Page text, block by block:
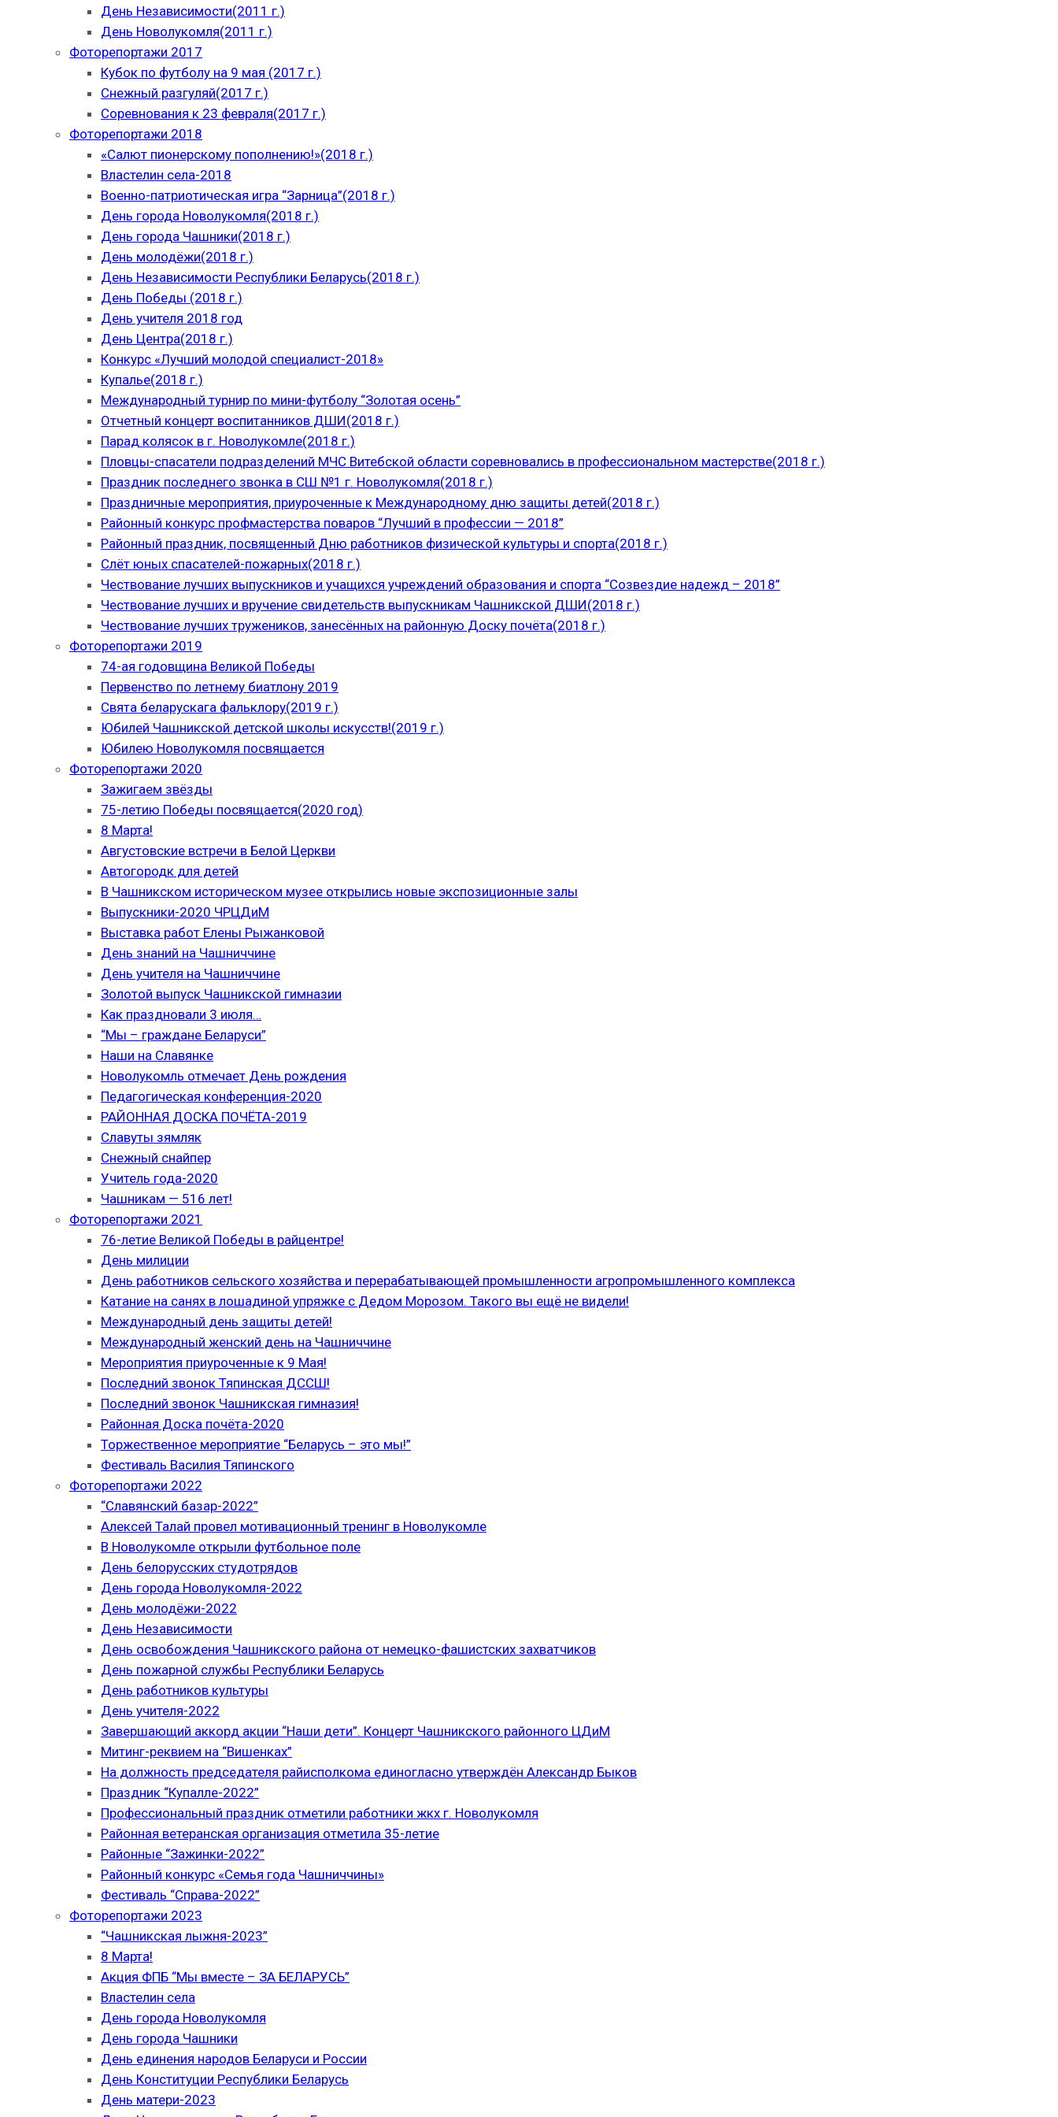
День Независимости(2011 г.)
День Новолукомля(2011 г.)
Фоторепортажи 2017
Кубок по футболу на 9 мая (2017 г.)
Снежный разгуляй(2017 г.)
Соревнования к 23 февраля(2017 г.)
Фоторепортажи 2018
«Салют пионерскому пополнению!»(2018 г.)
Властелин села-2018
Военно-патриотическая игра “Зарница”(2018 г.)
День города Новолукомля(2018 г.)
День города Чашники(2018 г.)
День молодёжи(2018 г.)
День Независимости Республики Беларусь(2018 г.)
День Победы (2018 г.)
День учителя 2018 год
День Центра(2018 г.)
Конкурс «Лучший молодой специалист-2018»
Купалье(2018 г.)
Международный турнир по мини-футболу “Золотая осень”
Отчетный концерт воспитанников ДШИ(2018 г.)
Парад колясок в г. Новолукомле(2018 г.)
Пловцы-спасатели подразделений МЧС Витебской области соревновались в профессиональном мастерстве(2018 г.)
Праздник последнего звонка в СШ №1 г. Новолукомля(2018 г.)
Праздничные мероприятия, приуроченные к Международному дню защиты детей(2018 г.)
Районный конкурс профмастерства поваров “Лучший в профессии — 2018”
Районный праздник, посвященный Дню работников физической культуры и спорта(2018 г.)
Слёт юных спасателей-пожарных(2018 г.)
Чествование лучших выпускников и учащихся учреждений образования и спорта “Созвездие надежд – 2018”
Чествование лучших и вручение свидетельств выпускникам Чашникской ДШИ(2018 г.)
Чествование лучших тружеников, занесённых на районную Доску почёта(2018 г.)
Фоторепортажи 2019
74-ая годовщина Великой Победы
Первенство по летнему биатлону 2019
Свята беларускага фальклору(2019 г.)
Юбилей Чашникской детской школы искусств!(2019 г.)
Юбилею Новолукомля посвящается
Фоторепортажи 2020
Зажигаем звёзды
75-летию Победы посвящается(2020 год)
8 Марта!
Августовские встречи в Белой Церкви
Автогородк для детей
В Чашникском историческом музее открылись новые экспозиционные залы
Выпускники-2020 ЧРЦДиМ
Выставка работ Елены Рыжанковой
День знаний на Чашниччине
День учителя на Чашниччине
Золотой выпуск Чашникской гимназии
Как праздновали 3 июля…
“Мы – граждане Беларуси”
Наши на Славянке
Новолукомль отмечает День рождения
Педагогическая конференция-2020
РАЙОННАЯ ДОСКА ПОЧЁТА-2019
Славуты зямляк
Снежный снайпер
Учитель года-2020
Чашникам — 516 лет!
Фоторепортажи 2021
76-летие Великой Победы в райцентре!
День милиции
День работников сельского хозяйства и перерабатывающей промышленности агропромышленного комплекса
Катание на санях в лошадиной упряжке с Дедом Морозом. Такого вы ещё не видели!
Международный день защиты детей!
Международный женский день на Чашниччине
Мероприятия приуроченные к 9 Мая!
Последний звонок Тяпинская ДССШ!
Последний звонок Чашникская гимназия!
Районная Доска почёта-2020
Торжественное мероприятие “Беларусь – это мы!”
Фестиваль Василия Тяпинского
Фоторепортажи 2022
“Славянский базар-2022”
Алексей Талай провел мотивационный тренинг в Новолукомле
В Новолукомле открыли футбольное поле
День белорусских студотрядов
День города Новолукомля-2022
День молодёжи-2022
День Независимости
День освобождения Чашникского района от немецко-фашистских захватчиков
День пожарной службы Республики Беларусь
День работников культуры
День учителя-2022
Завершающий аккорд акции “Наши дети”. Концерт Чашникского районного ЦДиМ
Митинг-реквием на “Вишенках”
На должность председателя райисполкома единогласно утверждён Александр Быков
Праздник “Купалле-2022”
Профессиональный праздник отметили работники жкх г. Новолукомля
Районная ветеранская организация отметила 35-летие
Районные “Зажинки-2022”
Районный конкурс «Семья года Чашниччины»
Фестиваль “Справа-2022”
Фоторепортажи 2023
“Чашникская лыжня-2023”
8 Марта!
Акция ФПБ “Мы вместе – ЗА БЕЛАРУСЬ”
Властелин села
День города Новолукомля
День города Чашники
День единения народов Беларуси и России
День Конституции Республики Беларусь
День матери-2023